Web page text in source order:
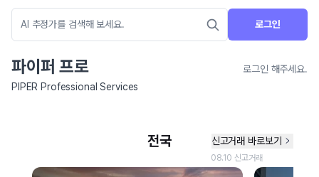
로그인
파이퍼 프로
로그인 해주세요.
PIPER Professional Services